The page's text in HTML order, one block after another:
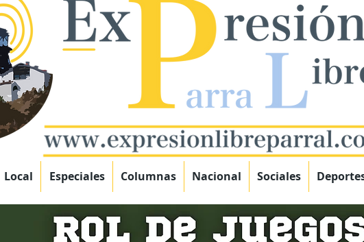
Local Especiales Columnas Nacional Sociales